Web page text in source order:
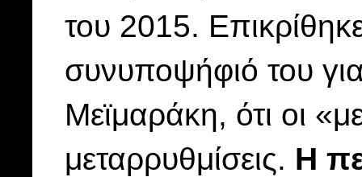
του 2015.
συνυποψήφιό του
Μεϊμαράκη, ότι οι
μεταρρυθμίσεις. Η